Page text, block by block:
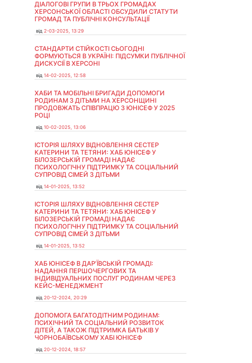
ДІАЛОГОВІ ГРУПИ В ТРЬОХ ГРОМАДАХ
ХЕРСОНСЬКОЇ ОБЛАСТІ ОБСУДИЛИ СТАТУТИ
ГРОМАД ТА ПУБЛІЧНІ КОНСУЛЬТАЦІЇ
від 2-03-2025, 13:29
СТАНДАРТИ СТІЙКОСТІ СЬОГОДНІ
ФОРМУЮТЬСЯ В УКРАЇНІ: ПІДСУМКИ ПУБЛІЧНОЇ
ДИСКУСІЇ В ХЕРСОНІ
від 14-02-2025, 12:58
ХАБИ ТА МОБІЛЬНІ БРИГАДИ ДОПОМОГИ
РОДИНАМ З ДІТЬМИ НА ХЕРСОНЩИНІ
ПРОДОВЖАТЬ СПІВПРАЦЮ З ЮНІСЕФ У 2025
РОЦІ
від 10-02-2025, 13:06
ІСТОРІЯ ШЛЯХУ ВІДНОВЛЕННЯ СЕСТЕР
КАТЕРИНИ ТА ТЕТЯНИ: ХАБ ЮНІСЕФ У
БІЛОЗЕРСЬКІЙ ГРОМАДІ НАДАЄ
ПСИХОЛОГІЧНУ ПІДТРИМКУ ТА СОЦІАЛЬНИЙ
СУПРОВІД СІМЕЙ З ДІТЬМИ
від 14-01-2025, 13:52
ІСТОРІЯ ШЛЯХУ ВІДНОВЛЕННЯ СЕСТЕР
КАТЕРИНИ ТА ТЕТЯНИ: ХАБ ЮНІСЕФ У
БІЛОЗЕРСЬКІЙ ГРОМАДІ НАДАЄ
ПСИХОЛОГІЧНУ ПІДТРИМКУ ТА СОЦІАЛЬНИЙ
СУПРОВІД СІМЕЙ З ДІТЬМИ
від 14-01-2025, 13:52
ХАБ ЮНІСЕФ В ДАР’ЇВСЬКІЙ ГРОМАДІ:
НАДАННЯ ПЕРШОЧЕРГОВИХ ТА
ІНДИВІДУАЛЬНИХ ПОСЛУГ РОДИНАМ ЧЕРЕЗ
КЕЙС-МЕНЕДЖМЕНТ
від 20-12-2024, 20:29
ДОПОМОГА БАГАТОДІТНИМ РОДИНАМ:
ПСИХІЧНИЙ ТА СОЦІАЛЬНИЙ РОЗВИТОК
ДІТЕЙ, А ТАКОЖ ПІДТРИМКА БАТЬКІВ У
ЧОРНОБАЇВСЬКОМУ ХАБІ ЮНІСЕФ
від 20-12-2024, 18:57